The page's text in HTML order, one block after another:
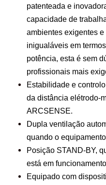
patenteada e
capacidade de
ambientes exigentes
inigualáveis em
potência, esta é sem
profissionais mais
Estabilidade e
da distância elétrodo-
ARCSENSE.
Dupla ventilação
quando o
Posição STAND-BY,
está em
Equipado com